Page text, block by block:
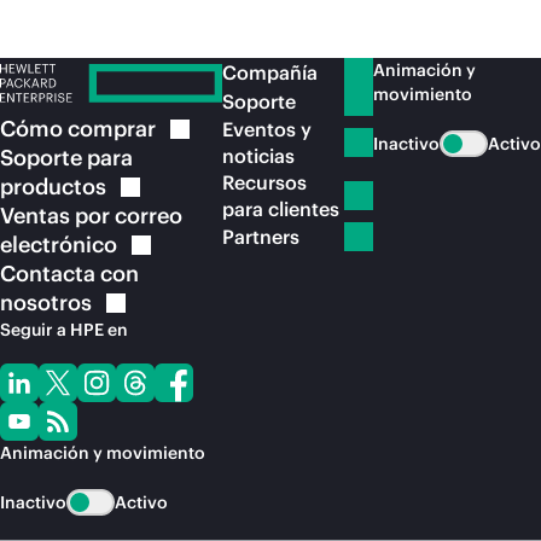
Cómocomprar
Soporte para
productos
Ventas por correo
electrónico
Contacta con
nosotros
Seguir a HPE en
Animación y movimiento
Inactivo Activo
Compañía
Soporte
Eventos y
noticias
Recursos
para clientes
Partners
Animación y
movimiento
Inactivo Activo